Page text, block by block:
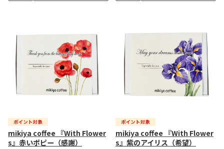
mikiya coffee 『With Flower
s』赤いポピー（感謝）
mikiya coffee 『With Flower
s』紫のアイリス（希望）